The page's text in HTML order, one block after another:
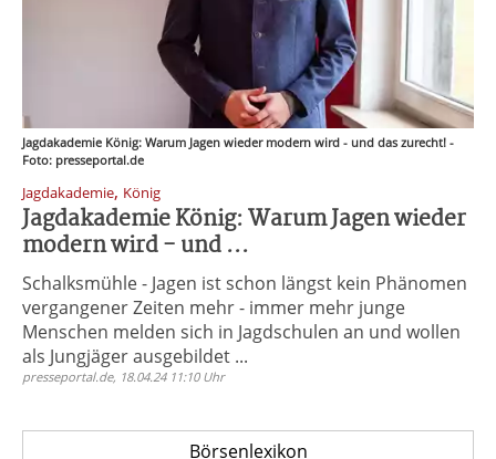
Jagdakademie König: Warum Jagen wieder modern wird - und das zurecht! -
Foto: presseportal.de
Jagdakademie, König
Jagdakademie König: Warum Jagen wieder
modern wird - und ...
Schalksmühle - Jagen ist schon längst kein Phänomen
vergangener Zeiten mehr - immer mehr junge
Menschen melden sich in Jagdschulen an und wollen
als Jungjäger ausgebildet ...
presseportal.de, 18.04.24 11:10 Uhr
Börsenlexikon